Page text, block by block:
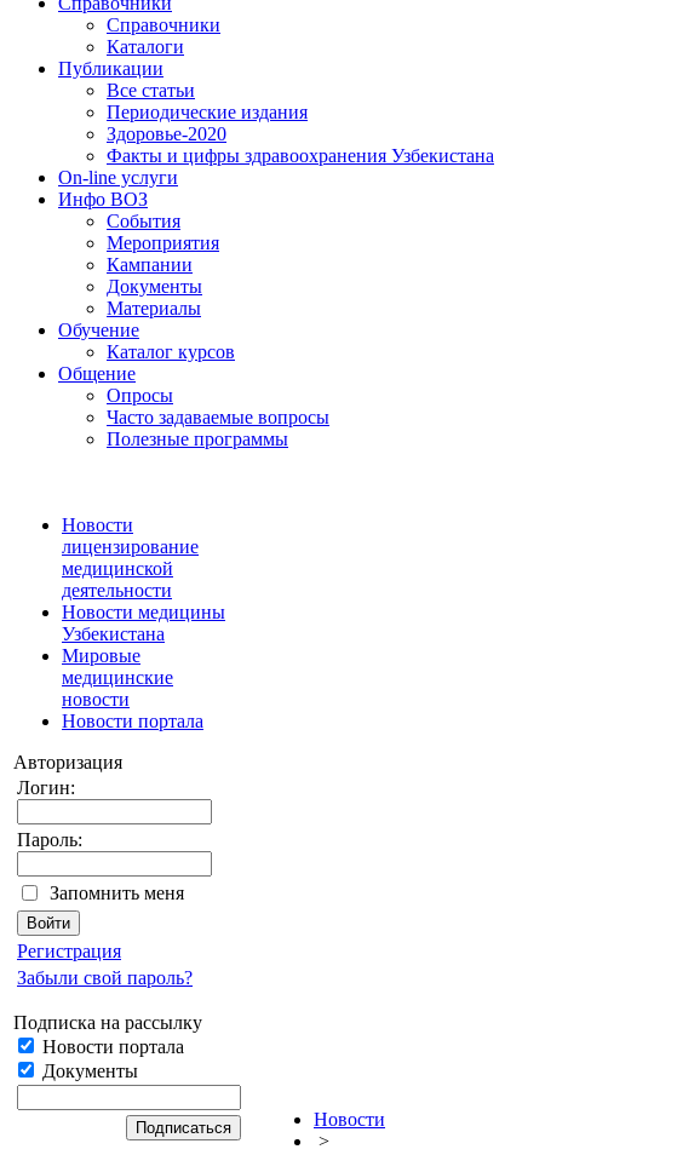
Справочники
Каталоги
Публикации
Все статьи
Периодические издания
Здоровье-2020
Факты и цифры здравоохранения Узбекистана
On-line услуги
Инфо ВОЗ
События
Мероприятия
Кампании
Документы
Материалы
Обучение
Каталог курсов
Общение
Опросы
Часто задаваемые вопросы
Полезные программы
Новости
лицензирование
медицинской
деятельности
Новости медицины
Узбекистана
Мировые
медицинские
новости
Новости портала
Авторизация
Логин:
Пароль:
Запомнить меня
Регистрация
Забыли свой пароль?
Подписка на рассылку
Новости портала
Документы
Новости
>